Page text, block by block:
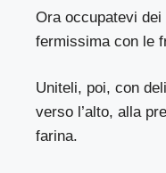
Ora occupatevi
fermissima con le
Uniteli, poi, con
verso l’alto, alla
farina.